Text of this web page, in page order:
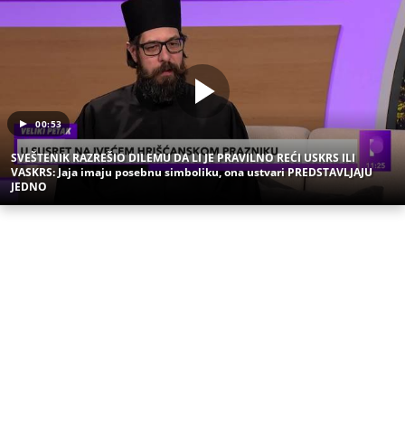
00:53
SVEŠTENIK RAZREŠIO DILEMU DA LI JE PRAVILNO REĆI USKRS ILI
VASKRS: Jaja imaju posebnu simboliku, ona ustvari PREDSTAVLJAJU
JEDNO